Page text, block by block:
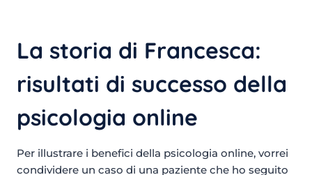
La storia di Francesca:
risultati di successo della
psicologia online
Per illustrare i benefici della psicologia online, vorrei
condividere un caso di una paziente che ho seguito